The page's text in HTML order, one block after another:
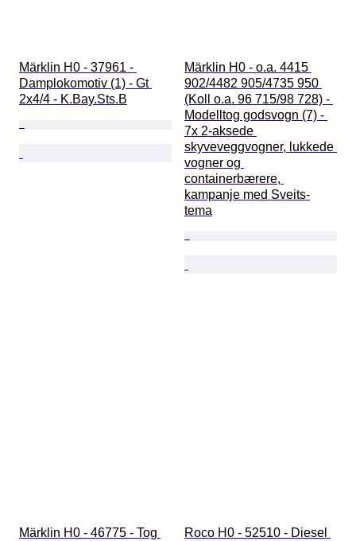
Märklin H0 - 37961 -
Damplokomotiv (1) - Gt
2x4/4 - K.Bay.Sts.B
Märklin H0 - o.a. 4415
902/4482 905/4735 950
(Koll o.a. 96 715/98 728) -
Modelltog godsvogn (7) -
7x 2-aksede
skyveveggvogner, lukkede
vogner og
containerbærere,
kampanje med Sveits-
tema
Märklin H0 - 46775 - Tog
Roco H0 - 52510 - Diesel